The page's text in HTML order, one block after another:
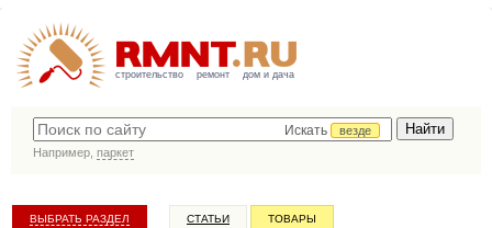
строительство ремонт дом и дача
Искать
везде
Например, паркет
ВЫБРАТЬ РАЗДЕЛ СТАТЬИ ТОВАРЫ